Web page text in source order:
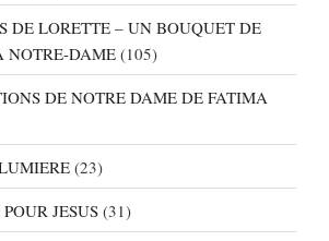
DE LORETTE – UN BOUQUET DE
NOTRE-DAME (105)
DE NOTRE DAME DE FATIMA
(23)
JESUS (31)